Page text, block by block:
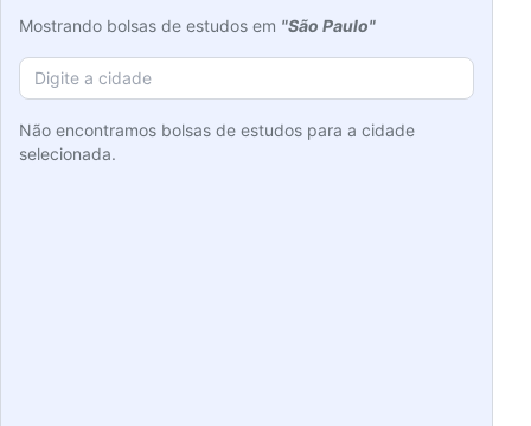
Mostrando bolsas de estudos em "São Paulo"
Não encontramos bolsas de estudos para a cidade
selecionada.